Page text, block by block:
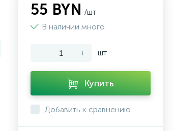
55 BYN /шт
В наличии много
- + шт
Купить
Добавить к сравнению